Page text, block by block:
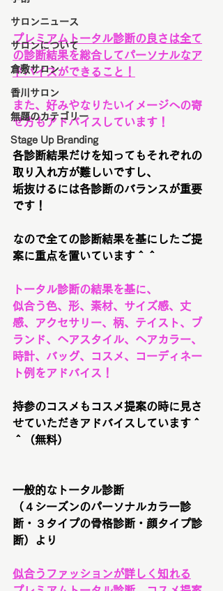
サロンニュース
サロンについて
倉敷サロン
香川サロン
無題のカテゴリー
Stage Up Branding
プレミアムトータル診断の良さは全て
の診断結果を総合してパーソナルなア
ドバイスができること！
また、好みやなりたいイメージへの寄
せ方もアドバイスしています！
各診断結果だけを知ってもそれぞれの
取り入れ方が難しいですし、
垢抜けるには各診断のバランスが重要
です！
なので全ての診断結果を基にしたご提
案に重点を置いています＾＾
トータル診断の結果を基に、
似合う色、形、素材、サイズ感、丈
感、アクセサリー、柄、テイスト、ブ
ランド、ヘアスタイル、ヘアカラー、
時計、バッグ、コスメ、コーディネー
ト例をアドバイス！
持参のコスメもコスメ提案の時に見さ
せていただきアドバイスしています＾
＾（無料）
一般的なトータル診断
（４シーズンのパーソナルカラー診
断・３タイプの骨格診断・顔タイプ診
断）より
似合うファッションが詳しく知れる